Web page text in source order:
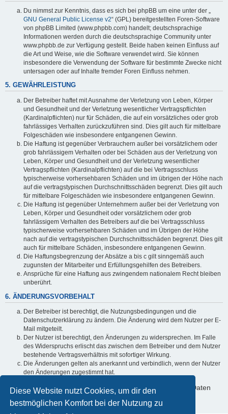
Diese Website nutzt Cookies, um dir den
bestmöglichen Komfort bei der Nutzung zu
Du nimmst zur Kenntnis, dass es sich bei phpBB um eine unter der „
GNU General Public License v2“ (GPL) bereitgestellten Foren-Software
von phpBB Limited (www.phpbb.com) handelt; deutschsprachige
Informationen werden durch die deutschsprachige Community unter
www.phpbb.de zur Verfügung gestellt. Beide haben keinen Einfluss auf
die Art und Weise, wie die Software verwendet wird. Sie können
insbesondere die Verwendung der Software für bestimmte Zwecke nicht
untersagen oder auf Inhalte fremder Foren Einfluss nehmen.
5. GEWÄHRLEISTUNG
Der Betreiber haftet mit Ausnahme der Verletzung von Leben, Körper
und Gesundheit und der Verletzung wesentlicher Vertragspflichten
(Kardinalpflichten) nur für Schäden, die auf ein vorsätzliches oder grob
fahrlässiges Verhalten zurückzuführen sind. Dies gilt auch für mittelbare
Folgeschäden wie insbesondere entgangenen Gewinn.
Die Haftung ist gegenüber Verbrauchern außer bei vorsätzlichem oder
grob fahrlässigem Verhalten oder bei Schäden aus der Verletzung von
Leben, Körper und Gesundheit und der Verletzung wesentlicher
Vertragspflichten (Kardinalpflichten) auf die bei Vertragsschluss
typischerweise vorhersehbaren Schäden und im übrigen der Höhe nach
auf die vertragstypischen Durchschnittsschäden begrenzt. Dies gilt auch
für mittelbare Folgeschäden wie insbesondere entgangenen Gewinn.
Die Haftung ist gegenüber Unternehmern außer bei der Verletzung von
Leben, Körper und Gesundheit oder vorsätzlichem oder grob
fahrlässigem Verhalten des Betreibers auf die bei Vertragsschluss
typischerweise vorhersehbaren Schäden und im Übrigen der Höhe
nach auf die vertragstypischen Durchschnittsschäden begrenzt. Dies gilt
auch für mittelbare Schäden, insbesondere entgangenen Gewinn.
Die Haftungsbegrenzung der Absätze a bis c gilt sinngemäß auch
zugunsten der Mitarbeiter und Erfüllungsgehilfen des Betreibers.
Ansprüche für eine Haftung aus zwingendem nationalem Recht bleiben
unberührt.
6. ÄNDERUNGSVORBEHALT
Der Betreiber ist berechtigt, die Nutzungsbedingungen und die
Datenschutzerklärung zu ändern. Die Änderung wird dem Nutzer per E-
Mail mitgeteilt.
Der Nutzer ist berechtigt, den Änderungen zu widersprechen. Im Falle
des Widerspruchs erlischt das zwischen dem Betreiber und dem Nutzer
bestehende Vertragsverhältnis mit sofortiger Wirkung.
Die Änderungen gelten als anerkannt und verbindlich, wenn der Nutzer
den Änderungen zugestimmt hat.
Informationen über den Umgang mit deinen persönlichen Daten
sind in der Datenschutzerklärung enthalten.